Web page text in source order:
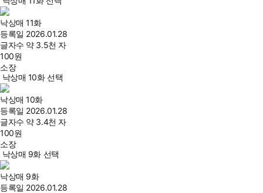
낙상매 11화
등록일 2026.01.28
글자수 약 3.5천 자
100원
소장
낙상매 10화 선택
낙상매 10화
등록일 2026.01.28
글자수 약 3.4천 자
100원
소장
낙상매 9화 선택
낙상매 9화
등록일 2026.01.28